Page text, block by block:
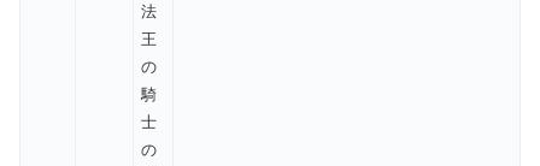
法
王
の
騎
士
の